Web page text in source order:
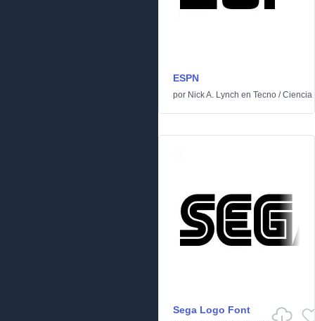
ESPN
por Nick A. Lynch en Tecno /Ciencia
Sega Logo Font